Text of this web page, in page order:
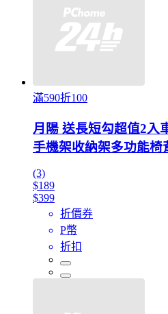
滿590折100
月陽 送長短勾超值2入
手機架收納架多功能
(3)
$189
$399
折價券
P幣
折扣